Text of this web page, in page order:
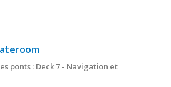
ponts : Deck 7 - Navigation et